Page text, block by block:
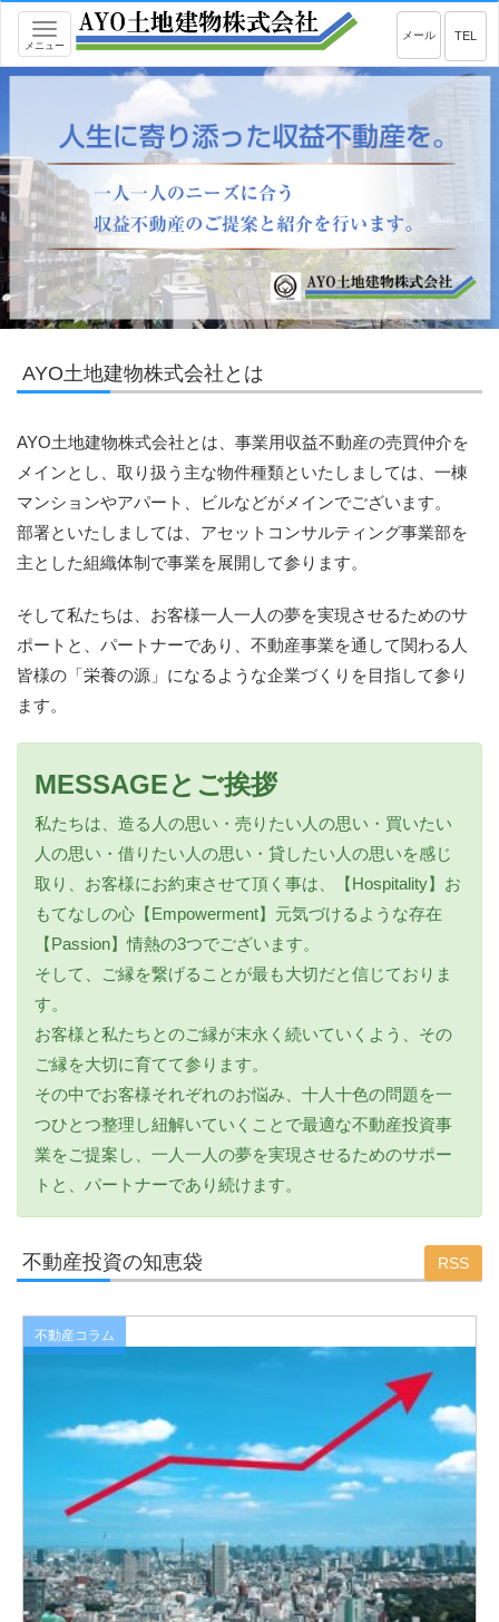
Toggle
navigation
メニュー
TEL
メール
AYO土地建物株式会社とは
AYO土地建物株式会社とは、事業用収益不動産の売買仲介を
メインとし、取り扱う主な物件種類といたしましては、一棟
マンションやアパート、ビルなどがメインでございます。
部署といたしましては、アセットコンサルティング事業部を
主とした組織体制で事業を展開して参ります。
そして私たちは、お客様一人一人の夢を実現させるためのサ
ポートと、パートナーであり、不動産事業を通して関わる人
皆様の「栄養の源」になるような企業づくりを目指して参り
ます。
MESSAGEとご挨拶
私たちは、造る人の思い・売りたい人の思い・買いたい
人の思い・借りたい人の思い・貸したい人の思いを感じ
取り、お客様にお約束させて頂く事は、【Hospitality】お
もてなしの心【Empowerment】元気づけるような存在
【Passion】情熱の3つでございます。
そして、ご縁を繋げることが最も大切だと信じておりま
す。
お客様と私たちとのご縁が末永く続いていくよう、その
ご縁を大切に育てて参ります。
その中でお客様それぞれのお悩み、十人十色の問題を一
つひとつ整理し紐解いていくことで最適な不動産投資事
業をご提案し、一人一人の夢を実現させるためのサポー
トと、パートナーであり続けます。
不動産投資の知恵袋 RSS
不動産コラム